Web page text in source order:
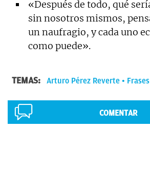
«Después de todo, qué
sin nosotros mismos,
un naufragio, y cada uno
como puede».
TEMAS: Arturo Pérez Reverte Frases
COMENTAR